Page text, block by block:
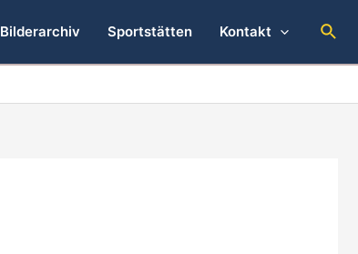
Bilderarchiv Sportstätten Kontakt